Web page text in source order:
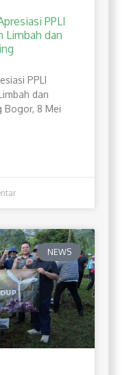
PPLI
Limbah dan
PPLI
dan
Bogor, 8 Mei
NEWS